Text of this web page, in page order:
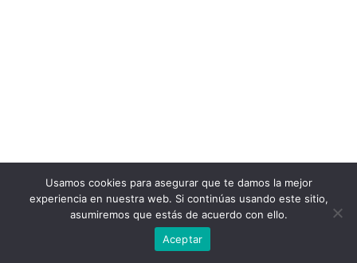
Usamos cookies para asegurar que te damos la mejor
experiencia en nuestra web. Si continúas usando este sitio,
asumiremos que estás de acuerdo con ello.
Aceptar